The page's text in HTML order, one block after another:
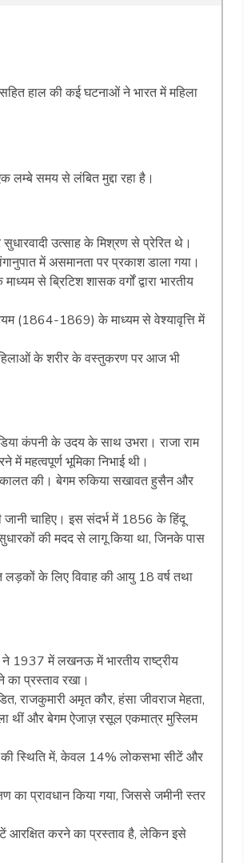
हाल की कई घटनाओं ने भारत में महिला
लम्बे समय से लंबित मुद्दा रहा है।
सुधारवादी उत्साह के मिश्रण से प्रेरित थे।
में असमानता पर प्रकाश डाला गया।
से ब्रिटिश शासक वर्गों द्वारा भारतीय
(1864-1869) के माध्यम से वेश्यावृत्ति में
के शरीर के वस्तुकरण पर आज भी
कंपनी के उदय के साथ उभरा। राजा राम
में महत्वपूर्ण भूमिका निभाई थी।
की। बेगम रुकिया सखावत हुसैन और
जानी चाहिए। इस संदर्भ में 1856 के हिंदू
सुधारकों की मदद से लागू किया था, जिनके पास
लड़कों के लिए विवाह की आयु 18 वर्ष तथा
ने 1937 में लखनऊ में भारतीय राष्ट्रीय
प्रस्ताव रखा।
राजकुमारी अमृत कौर, हंसा जीवराज मेहता,
थीं और बेगम ऐजाज़ रसूल एकमात्र मुस्लिम
स्थिति में, केवल 14% लोकसभा सीटें और
प्रावधान किया गया, जिससे जमीनी स्तर
करने का प्रस्ताव है, लेकिन इसे